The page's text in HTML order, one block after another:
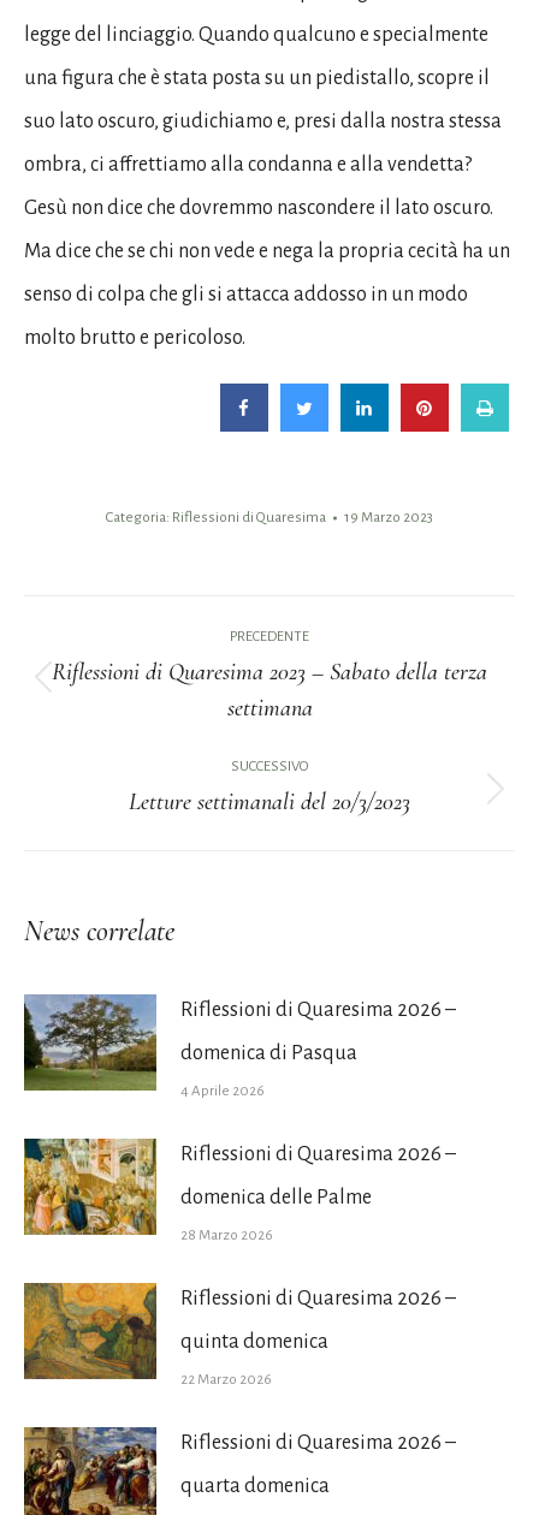
legge del linciaggio. Quando qualcuno e specialmente
una figura che è stata posta su un piedistallo, scopre il
suo lato oscuro, giudichiamo e, presi dalla nostra stessa
ombra, ci affrettiamo alla condanna e alla vendetta?
Gesù non dice che dovremmo nascondere il lato oscuro.
Ma dice che se chi non vede e nega la propria cecità ha un
senso di colpa che gli si attacca addosso in un modo
molto brutto e pericoloso.
Categoria: Riflessioni di Quaresima 19 Marzo 2023
tra
PRECEDENTE
Riflessioni di Quaresima 2023 – Sabato della terza
settimana
SUCCESSIVO
Prossimo
Letture settimanali del 20/3/2023
News correlate
Riflessioni di Quaresima 2026 –
domenica di Pasqua
4 Aprile 2026
Riflessioni di Quaresima 2026 –
domenica delle Palme
28 Marzo 2026
Riflessioni di Quaresima 2026 –
quinta domenica
22 Marzo 2026
Riflessioni di Quaresima 2026 –
quarta domenica